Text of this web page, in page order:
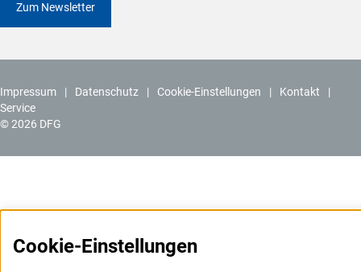
Zum Newsletter
© 2026 DFG
Impressum Datenschutz Cookie-Einstellungen
Kontakt
Service
Cookie-Einstellungen